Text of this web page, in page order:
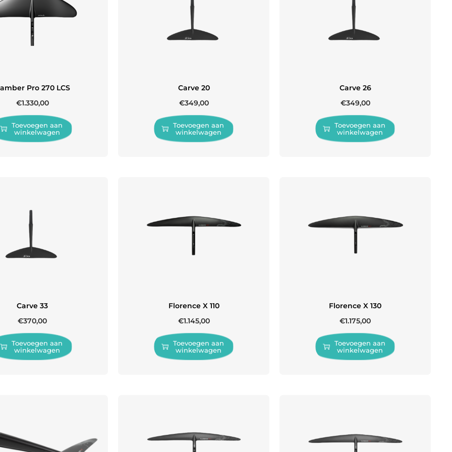
Pro 270 LCS
€1.330,00
Toevoegen aan
winkelwagen
Carve 20
€349,00
Toevoegen aan
winkelwagen
Carve 26
€349,00
Toevoegen aan
winkelwagen
Carve 33
€370,00
Toevoegen aan
winkelwagen
Florence X 110
€1.145,00
Toevoegen aan
winkelwagen
Florence X 130
€1.175,00
Toevoegen aan
winkelwagen